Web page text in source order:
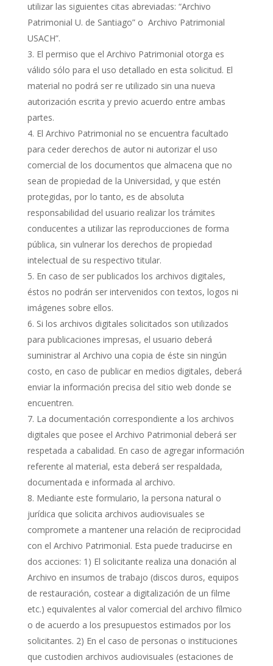
utilizar las siguientes citas abreviadas: “Archivo
Patrimonial U. de Santiago” o Archivo Patrimonial
USACH”.
El permiso que el Archivo Patrimonial otorga es
válido sólo para el uso detallado en esta solicitud. El
material no podrá ser re utilizado sin una nueva
autorización escrita y previo acuerdo entre ambas
partes.
El Archivo Patrimonial no se encuentra facultado
para ceder derechos de autor ni autorizar el uso
comercial de los documentos que almacena que no
sean de propiedad de la Universidad, y que estén
protegidas, por lo tanto, es de absoluta
responsabilidad del usuario realizar los trámites
conducentes a utilizar las reproducciones de forma
pública, sin vulnerar los derechos de propiedad
intelectual de su respectivo titular.
En caso de ser publicados los archivos digitales,
éstos no podrán ser intervenidos con textos, logos ni
imágenes sobre ellos.
Si los archivos digitales solicitados son utilizados
para publicaciones impresas, el usuario deberá
suministrar al Archivo una copia de éste sin ningún
costo, en caso de publicar en medios digitales, deberá
enviar la información precisa del sitio web donde se
encuentren.
La documentación correspondiente a los archivos
digitales que posee el Archivo Patrimonial deberá ser
respetada a cabalidad. En caso de agregar información
referente al material, esta deberá ser respaldada,
documentada e informada al archivo.
Mediante este formulario, la persona natural o
jurídica que solicita archivos audiovisuales se
compromete a mantener una relación de reciprocidad
con el Archivo Patrimonial. Esta puede traducirse en
dos acciones: 1) El solicitante realiza una donación al
Archivo en insumos de trabajo (discos duros, equipos
de restauración, costear a digitalización de un filme
etc.) equivalentes al valor comercial del archivo fílmico
o de acuerdo a los presupuestos estimados por los
solicitantes. 2) En el caso de personas o instituciones
que custodien archivos audiovisuales (estaciones de